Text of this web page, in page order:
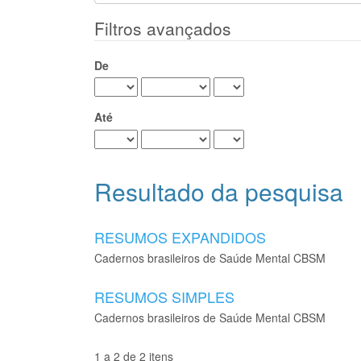
Filtros avançados
De
Até
Resultado da pesquisa
RESUMOS EXPANDIDOS
Cadernos brasileiros de Saúde Mental CBSM
RESUMOS SIMPLES
Cadernos brasileiros de Saúde Mental CBSM
1 a 2 de 2 itens